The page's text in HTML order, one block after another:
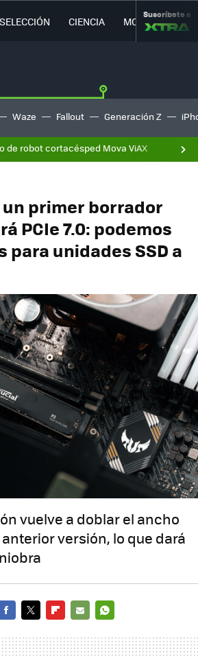
CIENCIA MOVILIDAD
Suscríbete a
Waze Fallout Generación Z
de robot cortacésped Mova ViAX
un primer borrador
PCIe 7.0: podemos
unidades SSD a
vuelve a doblar el ancho
versión, lo que dará
MAIL